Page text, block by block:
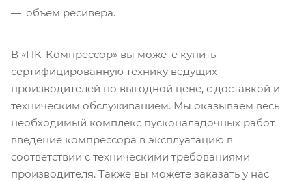
объем ресивера.
В «ПК-Компрессор» вы можете купить
сертифицированную технику ведущих
производителей по выгодной цене, с доставкой и
техническим обслуживанием. Мы оказываем весь
необходимый комплекс пусконаладочных работ,
введение компрессора в эксплуатацию в
соответствии с техническими требованиями
производителя. Также вы можете заказать у нас